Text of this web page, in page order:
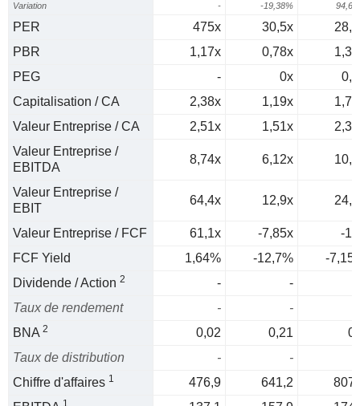
Variation - -19,38%
PER 475x 30,5x
PBR
1,17x 0,78x
PEG
- 0x
Capitalisation / CA
2,38x 1,19x
Valeur Entreprise / CA
2,51x 1,51x
Valeur Entreprise /
EBITDA
8,74x 6,12x
Valeur Entreprise /
EBIT
64,4x 12,9x
Valeur Entreprise / FCF 61,1x -7,85x
-
FCF Yield
1,64% -12,7%
-
Dividende / Action 2 -
-
Taux de rendement
-
-
BNA 2 0,02 0,21
Taux de distribution
-
-
Chiffre d'affaires 1 476,9 641,2
1